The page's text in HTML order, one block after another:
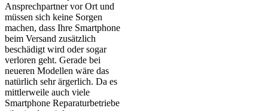
Ansprechpartner vor Ort und
müssen sich keine Sorgen
machen, dass Ihre Smartphone
beim Versand zusätzlich
beschädigt wird oder sogar
verloren geht. Gerade bei
neueren Modellen wäre das
natürlich sehr ärgerlich. Da es
mittlerweile auch viele
Smartphone Reparaturbetriebe